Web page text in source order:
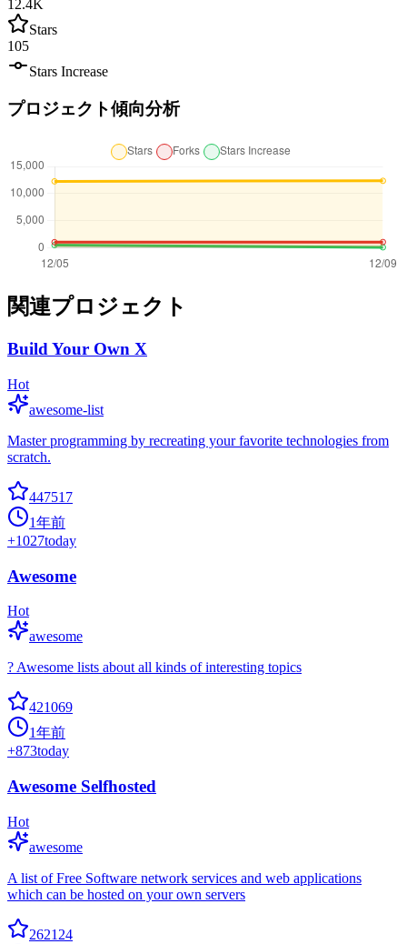
12.4K
Stars
105
Stars Increase
プロジェクト傾向分析
関連プロジェクト
Build Your Own X
Hot
awesome-list
Master programming by recreating your favorite technologies from
scratch.
447517
1年前
+1027today
Awesome
Hot
awesome
? Awesome lists about all kinds of interesting topics
421069
1年前
+873today
Awesome Selfhosted
Hot
awesome
A list of Free Software network services and web applications
which can be hosted on your own servers
262124